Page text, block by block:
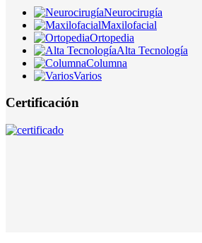
Neurocirugía
Maxilofacial
Ortopedia
Alta Tecnología
Columna
Varios
Certificación